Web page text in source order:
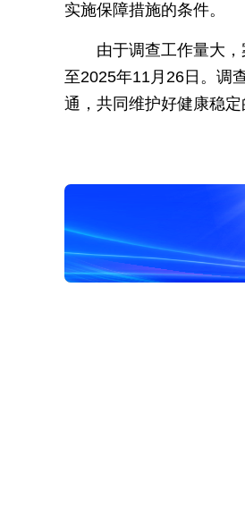
实施保障措施的条件。
由于调查工作量大
至2025年11月26日。调
通，共同维护好健康稳定